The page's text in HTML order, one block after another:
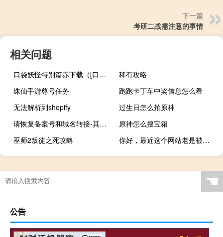
下一篇
考研二战需注意的事情
相关问题
口袋妖怪特别篇赤下载（[口袋妖怪特别篇]众生相简介）
稀有攻略
诛仙手游尊号任务
跑跑卡丁车中奖信息怎么看
无法解析到shopify
过生日怎么拍原神
请恢复备案号和域名转接-其他问题
原神怎么搜宝箱
巫师2叛徒之死攻略
你好，最近这个网站老是被黑，删除病毒了又被黑了，可以帮忙看看
☚
公告